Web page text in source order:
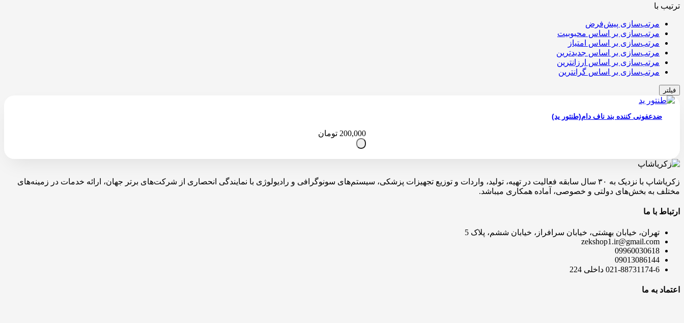
ترتیب با
مرتب‌سازی پیش‌فرض
مرتب‌سازی بر اساس محبوبیت
مرتب‌سازی بر اساس امتیاز
مرتب‌سازی بر اساس جدیدترین
مرتب‌سازی بر اساس ارزانترین
مرتب‌سازی بر اساس گرانترین
فیلتر
ضدعفونی کننده بند ناف دام(طنتور ید)
200,000 تومان
زکریاشاپ با نزدیک به ۳۰ سال سابقه فعالیت در تهیه، تولید، واردات و توزیع تجهیزات پزشکی، سیستم‌های سونوگرافی و رادیولوژی با نمایندگی انحصاری از شرکت‌های برتر جهان، ارائه خدمات در زمینه‌های
مختلف به بخش‌های دولتی و خصوصی، آماده همکاری میباشد.
ارتباط با ما
تهران، خیابان بهشتی، خیابان سرافراز، خیابان ششم، پلاک 5
zekshop1.ir@gmail.com
09960030618
09013086144
021-88731174-6 داخلی 224
اعتماد به ما